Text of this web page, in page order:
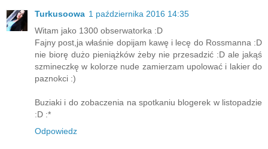
Turkusoowa 1 października 2016 14:35
Witam jako 1300 obserwatorka :D
Fajny post,ja właśnie dopijam kawę i lecę do Rossmanna :D
nie biorę dużo pieniążków żeby nie przesadzić :D ale jakąś
szmineczkę w kolorze nude zamierzam upolować i lakier do
paznokci :)
Buziaki i do zobaczenia na spotkaniu blogerek w listopadzie
:D :*
Odpowiedz